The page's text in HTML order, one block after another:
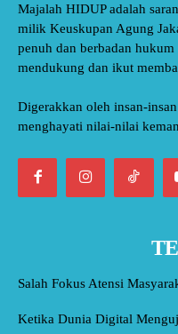
Majalah HIDUP adalah
milik Keuskupan Agung
penuh dan berbadan
mendukung dan ikut
Digerakkan oleh insan-
menghayati nilai-nilai
Salah Fokus Atensi
Ketika Dunia Digital